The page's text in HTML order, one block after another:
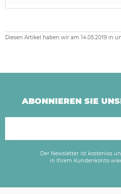
Diesen Artikel haben wir am 14.05.2019 in
ABONNIEREN SIE
Der Newsletter ist kostenlos
in Ihrem Kundenkonto